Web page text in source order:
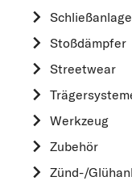
Schließanlage
Stoßdämpfer
Streetwear
Werkzeug
Zubehör
Zünd-/